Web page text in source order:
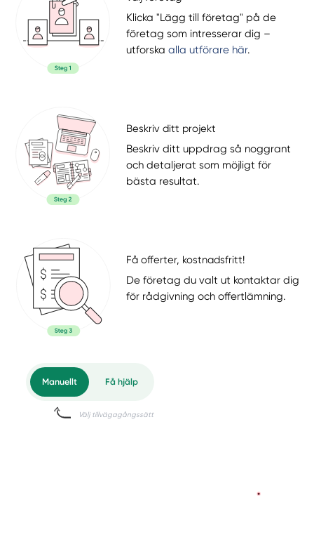
Klicka "Lägg till företag" på de
företag som intresserar dig –
utforskaalla utförare här.
Beskriv ditt projekt
Beskriv ditt uppdrag så noggrant
och detaljerat som möjligt för
bästa resultat.
Få offerter, kostnadsfritt!
De företag du valt ut kontaktar dig
för rådgivning och offertlämning.